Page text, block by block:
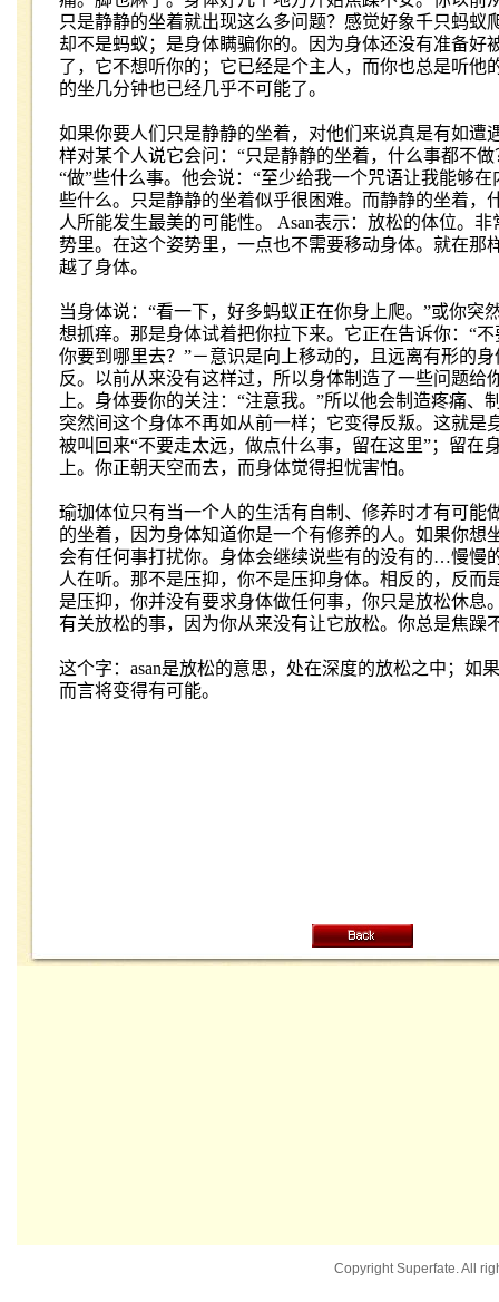
只是静静的坐着就出现这么多问题？感觉好象千只蚂蚁
却不是蚂蚁；是身体瞒骗你的。因为身体还没有准备好
了，它不想听你的；它已经是个主人，而你也总是听他
的坐几分钟也已经几乎不可能了。
如果你要人们只是静静的坐着，对他们来说真是有如遭
样对某个人说它会问： “只是静静的坐着，什么事都不做
“做”些什么事。他会说： “至少给我一个咒语让我能够在
些什么。只是静静的坐着似乎很困难。而静静的坐着，
人所能发生最美的可能性。 Asan表示：放松的体位。
势里。在这个姿势里，一点也不需要移动身体。就在那
越了身体。
当身体说： “看一下，好多蚂蚁正在你身上爬。 ”或你突
想抓痒。那是身体试着把你拉下来。它正在告诉你： “不
你要到哪里去？ ”－意识是向上移动的，且远离有形的
反。以前从来没有这样过，所以身体制造了一些问题给
上。身体要你的关注：“注意我。 ”所以他会制造疼痛、
突然间这个身体不再如从前一样；它变得反叛。这就是
被叫回来“不要走太远，做点什么事，留在这里”；留在
上。你正朝天空而去，而身体觉得担忧害怕。
瑜珈体位只有当一个人的生活有自制、修养时才有可能
的坐着，因为身体知道你是一个有修养的人。如果你想
会有任何事打扰你。身体会继续说些有的没有的…慢慢
人在听。那不是压抑，你不是压抑身体。相反的，反而
是压抑，你并没有要求身体做任何事，你只是放松休息
有关放松的事，因为你从来没有让它放松。你总是焦躁
这个字： asan是放松的意思，处在深度的放松之中；如
而言将变得有可能。
Copyright Superfate. All